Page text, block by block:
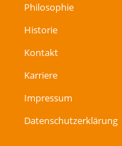
Philosophie
Historie
Kontakt
Karriere
Impressum
Datenschutzerklärung